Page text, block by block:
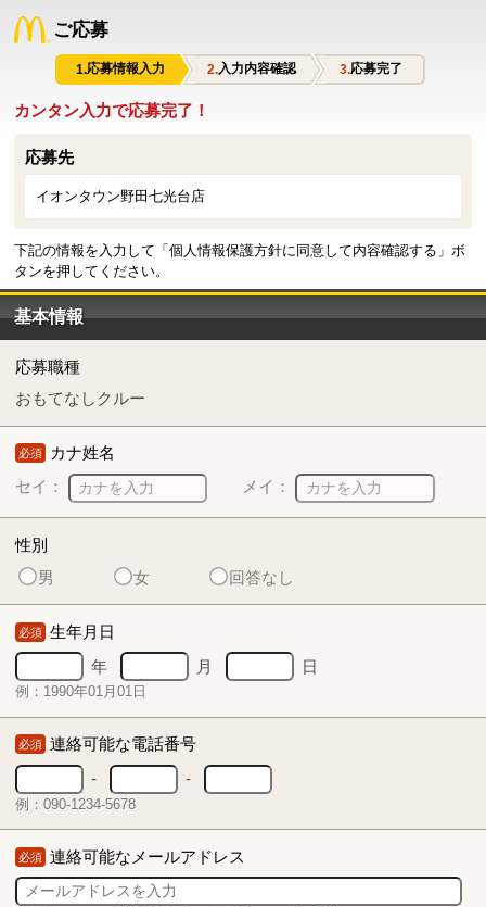
ご応募
応募情報入力 入力内容確認 応募完了
カンタン入力で応募完了！
応募先
イオンタウン野田七光台店
下記の情報を入力して「個人情報保護方針に同意して内容確認する」ボ
タンを押してください。
基本情報
応募職種
おもてなしクルー
必須 カナ姓名
セイ：
メイ：
性別
男
女 回答なし
必須 生年月日
年
月 日
例：1990年01月01日
必須 連絡可能な電話番号
-
-
例：090-1234-5678
必須 連絡可能なメールアドレス